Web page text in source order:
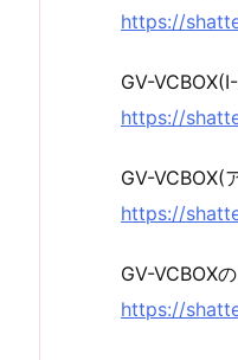
https://
GV-
https://
GV-VCBOX(
https://
GV-VCBOX
https://